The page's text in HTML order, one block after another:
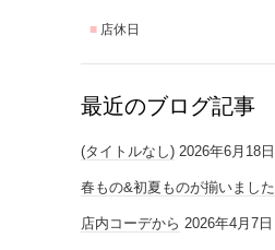
店休日
最近のブログ記事
(タイトルなし) 2026年6月18日
春もの&初夏ものが揃いました
店内コーデから 2026年4月7日